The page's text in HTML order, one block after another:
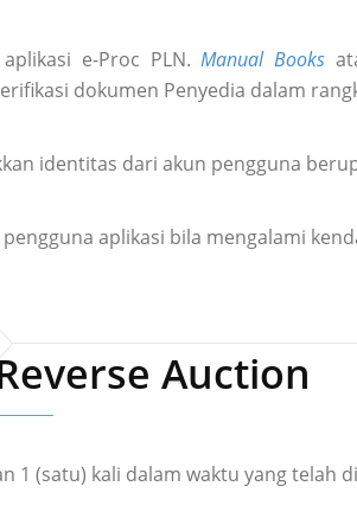
e-Proc PLN.Manual Books
dokumen Penyedia dalam
identitas dari akun pengguna
aplikasi bila mengalami
Auction
(satu) kali dalam waktu yang telah